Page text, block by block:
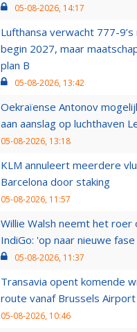
05-08-2026, 14:17
Lufthansa verwacht 777-
begin 2027, maar
plan B
05-08-2026, 13:42
Oekraïense Antonov
aan aanslag op luchthaven
05-08-2026, 13:18
KLM annuleert meerdere
Barcelona door staking
05-08-2026, 11:57
Willie Walsh neemt het roer
IndiGo: 'op naar nieuwe
05-08-2026, 11:37
Transavia opent komende
route vanaf Brussels Airport
05-08-2026, 10:46